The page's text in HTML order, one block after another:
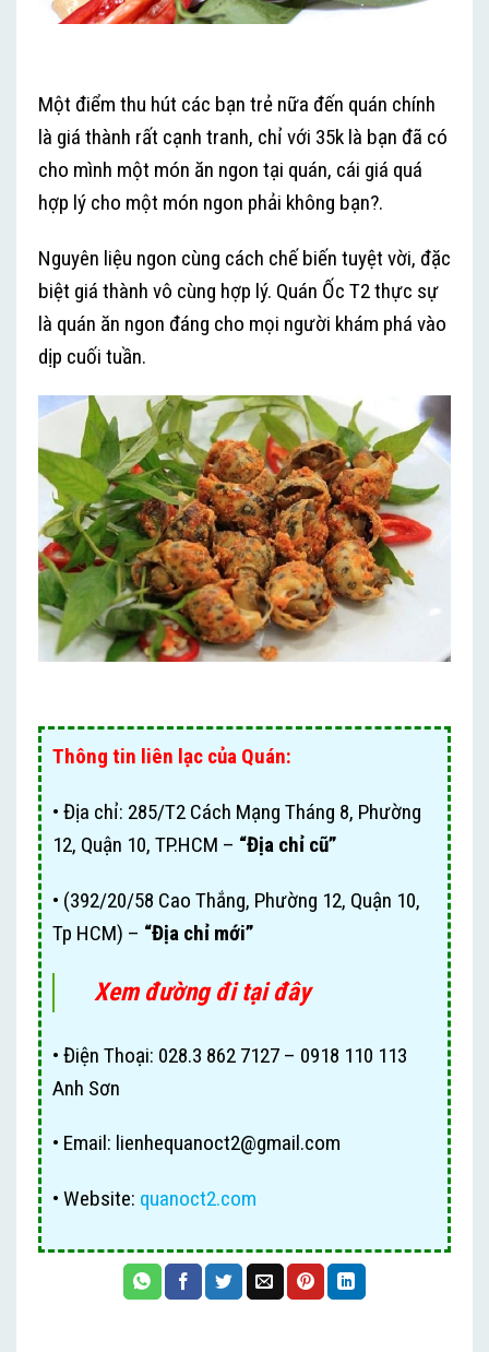
Một điểm thu hút các bạn trẻ nữa đến quán chính
là giá thành rất cạnh tranh, chỉ với 35k là bạn đã có
cho mình một món ăn ngon tại quán, cái giá quá
hợp lý cho một món ngon phải không bạn?.
Nguyên liệu ngon cùng cách chế biến tuyệt vời, đặc
biệt giá thành vô cùng hợp lý. Quán Ốc T2 thực sự
là quán ăn ngon đáng cho mọi người khám phá vào
dịp cuối tuần.
Thông tin liên lạc của Quán:
• Địa chỉ: 285/T2 Cách Mạng Tháng 8, Phường
12, Quận 10, TP.HCM – “Địa chỉ cũ”
• (392/20/58 Cao Thắng, Phường 12, Quận 10,
Tp HCM) – “Địa chỉ mới”
Xem đường đi tại đây
• Điện Thoại: 028.3 862 7127 – 0918 110 113
Anh Sơn
• Email: lienhequanoct2@gmail.com
• Website: quanoct2.com